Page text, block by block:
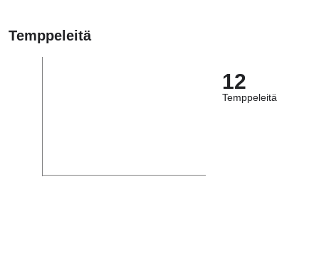
Temppeleitä
12
Temppeleitä